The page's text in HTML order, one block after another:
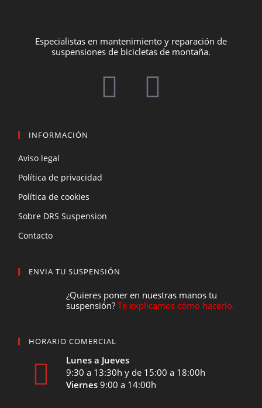
Especialistas en mantenimiento y reparación de
suspensiones de bicicletas de montaña.
INFORMACIÓN
Aviso legal
Política de privacidad
Política de cookies
Sobre DRS Suspension
Contacto
ENVIA TU SUSPENSIÓN
¿Quieres poner en nuestras manos tu
suspensión?Te explicamos cómo hacerlo.
HORARIO COMERCIAL
Lunes a Jueves
9:30 a 13:30h y de 15:00 a 18:00h
Viernes9:00 a 14:00h